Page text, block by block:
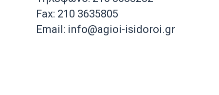
Fax: 210 3635805
Email: info@agioi-isidoroi.gr